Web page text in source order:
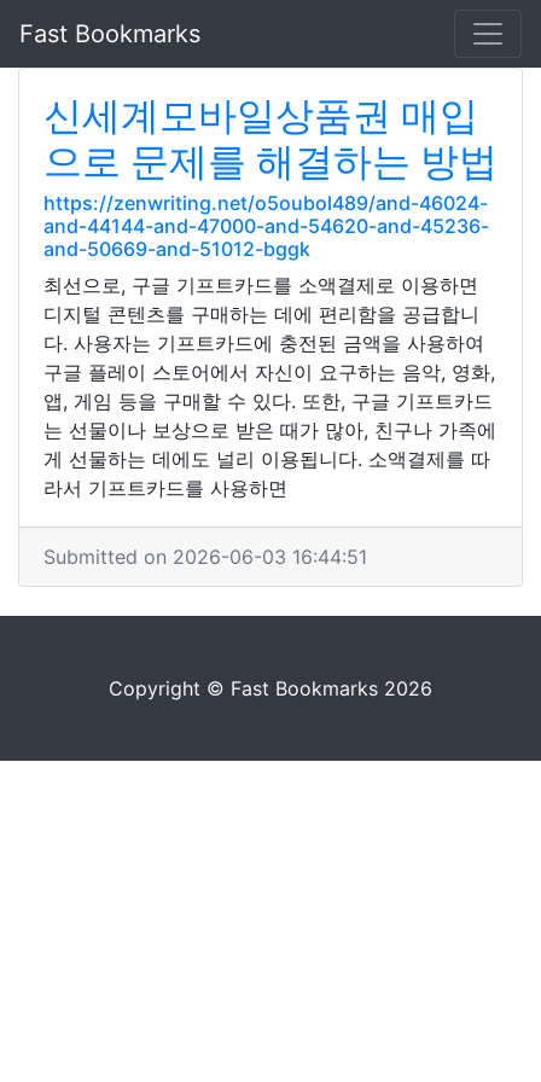
Fast Bookmarks
신세계모바일상품권 매입
으로 문제를 해결하는 방법
https://zenwriting.net/o5oubol489/and-46024-
and-44144-and-47000-and-54620-and-45236-
and-50669-and-51012-bggk
최선으로, 구글 기프트카드를 소액결제로 이용하면
디지털 콘텐츠를 구매하는 데에 편리함을 공급합니
다. 사용자는 기프트카드에 충전된 금액을 사용하여
구글 플레이 스토어에서 자신이 요구하는 음악, 영화,
앱, 게임 등을 구매할 수 있다. 또한, 구글 기프트카드
는 선물이나 보상으로 받은 때가 많아, 친구나 가족에
게 선물하는 데에도 널리 이용됩니다. 소액결제를 따
라서 기프트카드를 사용하면
Submitted on 2026-06-03 16:44:51
Copyright © Fast Bookmarks 2026